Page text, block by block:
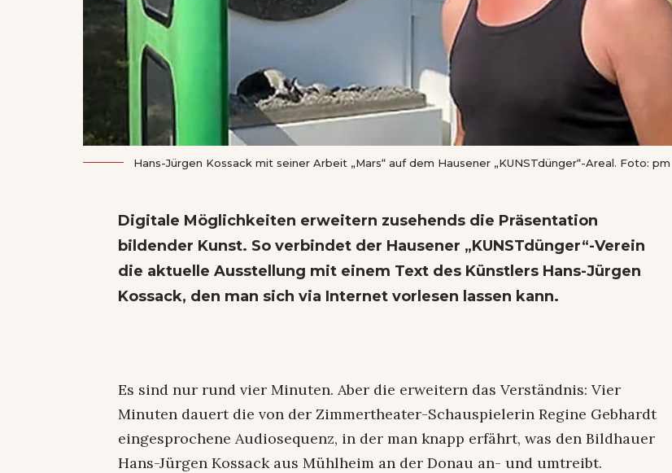
Hans-Jürgen Kossack mit seiner Arbeit „Mars“ auf dem Hausener „KUNSTdünger“-Areal. Foto: pm
Digitale Möglichkeiten erweitern zusehends die Präsentation
bildender Kunst. So verbindet der Hausener „KUNSTdünger“-Verein
die aktuelle Ausstellung mit einem Text des Künstlers Hans-Jürgen
Kossack, den man sich via Internet vorlesen lassen kann.
Es sind nur rund vier Minuten. Aber die erweitern das Verständnis: Vier
Minuten dauert die von der Zimmertheater-Schauspielerin Regine Gebhardt
eingesprochene Audiosequenz, in der man knapp erfährt, was den Bildhauer
Hans-Jürgen Kossack aus Mühlheim an der Donau an- und umtreibt.